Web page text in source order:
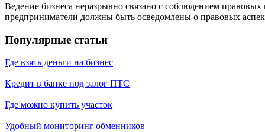
Ведение бизнеса неразрывно связано с соблюдением
предприниматели должны быть осведомлены о правовых
Популярные статьи
Где взять деньги на бизнес
Кредит в банке под залог ПТС
Где можно купить участок
Удобный мониторинг обменников